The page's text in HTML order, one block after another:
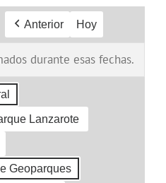
Anterior Hoy
durante esas fechas.
Lanzarote
Geoparques